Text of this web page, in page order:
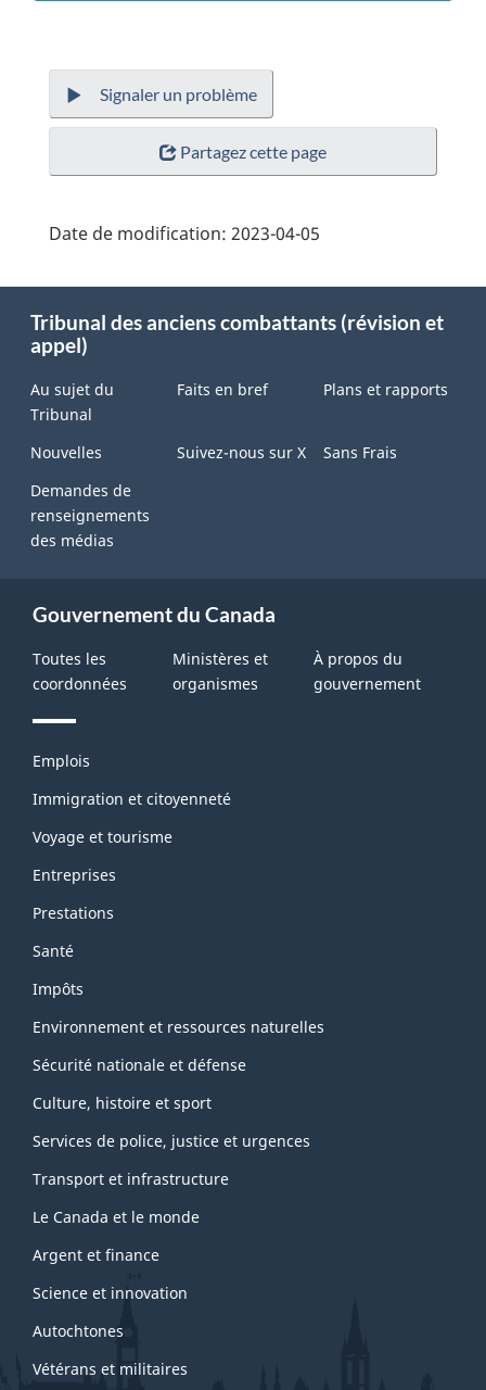
Signaler un problème
Partagez cette page
Date de modification: 2023-04-05
this
site
Tribunal des anciens combattants (révision et
appel)
Au sujet du
Tribunal
Faits en bref Plans et rapports
Nouvelles Suivez-nous sur X
Sans Frais
Demandes de
renseignements
des médias
Gouvernement du Canada
Toutes les
coordonnées
Ministères et
organismes
À propos du
gouvernement
Thèmes
sujets
Emplois
Immigration et citoyenneté
Voyage et tourisme
Entreprises
Prestations
Santé
Impôts
Environnement et ressources naturelles
Sécurité nationale et défense
Culture, histoire et sport
Services de police, justice et urgences
Transport et infrastructure
Le Canada et le monde
Argent et finance
Science et innovation
Autochtones
Vétérans et militaires